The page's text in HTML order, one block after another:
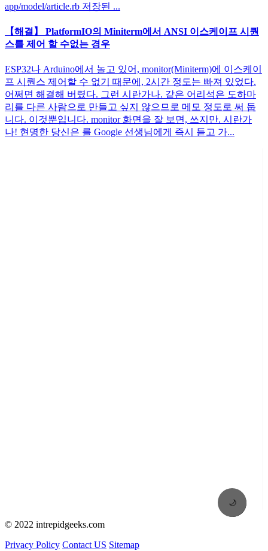
🌙
app/model/article.rb 저장된 ...
【해결】 PlatformIO의 Miniterm에서 ANSI 이스케이프 시퀀
스를 제어 할 수없는 경우
ESP32나 Arduino에서 놀고 있어, monitor(Miniterm)에 이스케이
프 시퀀스 제어할 수 없기 때문에, 2시간 정도는 빠져 있었다.
어쩌면 해결해 버렸다. 그런 시란가나. 같은 어리석은 도하마
리를 다른 사람으로 만들고 싶지 않으므로 메모 정도로 써 둡
니다. 이것뿐입니다. monitor 화면을 잘 보면, 쓰지만. 시란가
나! 현명한 당신은 를 Google 선생님에게 즉시 듣고 가...
© 2022 intrepidgeeks.com
Privacy Policy Contact US Sitemap